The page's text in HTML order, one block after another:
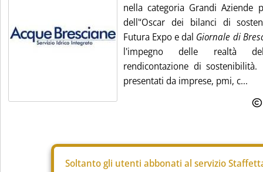
nella categoria Grandi Aziende
dell'‘Oscar dei bilanci di
Futura Expo e dal Giornale di
l'impegno delle realtà
rendicontazione di
presentati da imprese, pmi, c...
Soltanto gli utenti abbonati al servizio